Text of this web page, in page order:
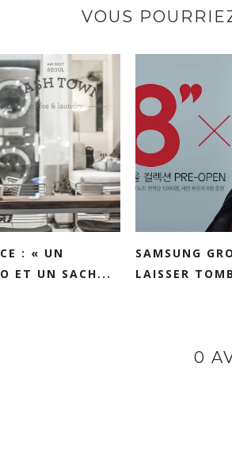
VOUS
: « UN
ET UN SACH...
SAMSUNG
LAISSER
0